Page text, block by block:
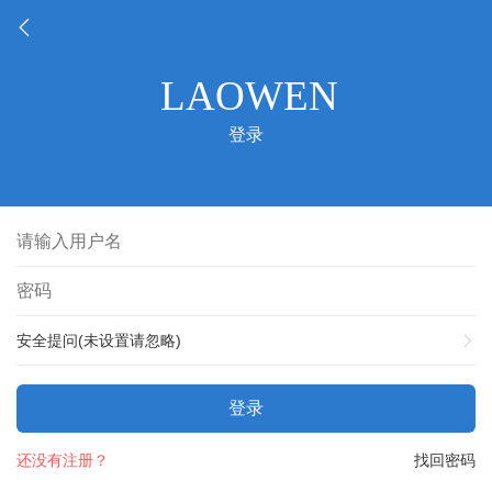
登录
安全提问(未设置请忽略)
登录
找回密码
还没有注册？